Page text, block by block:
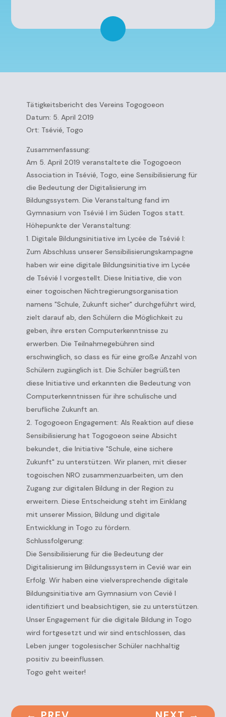
Tätigkeitsbericht des Vereins Togogoeon
Datum: 5. April 2019
Ort: Tsévié, Togo
Zusammenfassung:
Am 5. April 2019 veranstaltete die Togogoeon
Association in Tsévié, Togo, eine Sensibilisierung für
die Bedeutung der Digitalisierung im
Bildungssystem. Die Veranstaltung fand im
Gymnasium von Tsévié I im Süden Togos statt.
Höhepunkte der Veranstaltung:
Digitale Bildungsinitiative im Lycée de Tsévié I:
Zum Abschluss unserer Sensibilisierungskampagne
haben wir eine digitale Bildungsinitiative im Lycée
de Tsévié I vorgestellt. Diese Initiative, die von
einer togoischen Nichtregierungsorganisation
namens "Schule, Zukunft sicher" durchgeführt wird,
zielt darauf ab, den Schülern die Möglichkeit zu
geben, ihre ersten Computerkenntnisse zu
erwerben. Die Teilnahmegebühren sind
erschwinglich, so dass es für eine große Anzahl von
Schülern zugänglich ist. Die Schüler begrüßten
diese Initiative und erkannten die Bedeutung von
Computerkenntnissen für ihre schulische und
berufliche Zukunft an.
Togogoeon Engagement: Als Reaktion auf diese
Sensibilisierung hat Togogoeon seine Absicht
bekundet, die Initiative "Schule, eine sichere
Zukunft" zu unterstützen. Wir planen, mit dieser
togoischen NRO zusammenzuarbeiten, um den
Zugang zur digitalen Bildung in der Region zu
erweitern. Diese Entscheidung steht im Einklang
mit unserer Mission, Bildung und digitale
Entwicklung in Togo zu fördern.
Schlussfolgerung:
Die Sensibilisierung für die Bedeutung der
Digitalisierung im Bildungssystem in Cevié war ein
Erfolg. Wir haben eine vielversprechende digitale
Bildungsinitiative am Gymnasium von Cevié I
identifiziert und beabsichtigen, sie zu unterstützen.
Unser Engagement für die digitale Bildung in Togo
wird fortgesetzt und wir sind entschlossen, das
Leben junger togolesischer Schüler nachhaltig
positiv zu beeinflussen.
Togo geht weiter!